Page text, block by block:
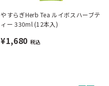
やすらぎHerb Tea ルイボスハーブテ
ィー 330ml (12本入)
¥1,680 税込